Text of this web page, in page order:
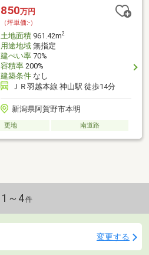
850万円
（坪単価:-）
土地面積961.42m2
用途地域無指定
建ぺい率70%
容積率200%
建築条件なし
ＪＲ羽越本線 神山駅 徒歩14分
新潟県阿賀野市本明
更地 南道路
1～4件
変更する